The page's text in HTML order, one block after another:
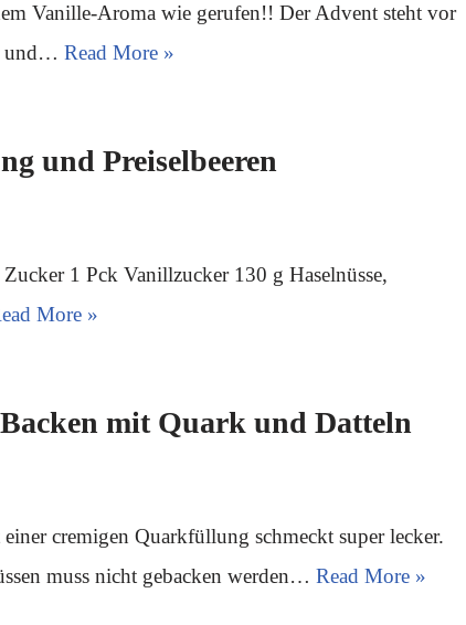
Vanille-Aroma wie gerufen!! Der Advent steht vor
und… Read More »
und Preiselbeeren
1 Pck Vanillzucker 130 g Haselnüsse,
More »
mit Quark und Datteln
cremigen Quarkfüllung schmeckt super lecker.
muss nicht gebacken werden… Read More »